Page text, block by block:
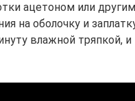
ацетоном или
на оболочку и
влажной тряпкой, и